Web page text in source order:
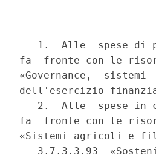
1.  Alle  spese di
fa  fronte con le
«Governance,
dell'esercizio
2.  Alle  spese in
fa  fronte con le
«Sistemi agricoli e
3.7.3.3.93